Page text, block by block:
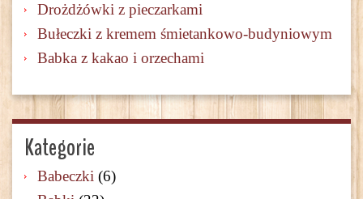
Drożdżówki z pieczarkami
Bułeczki z kremem śmietankowo-budyniowym
Babka z kakao i orzechami
Kategorie
Babeczki (6)